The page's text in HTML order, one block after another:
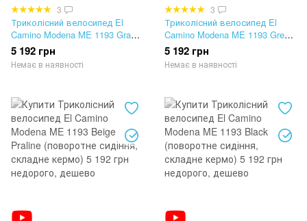
3
Триколісний велосипед El
Camino Modena ME 1193 Gray
(поворотне сидіння, складне
кермо)
5 192 грн
Немає в наявності
3
Триколісний велосипед El
Camino Modena ME 1193 Green
(поворотне сидіння, складне
кермо)
5 192 грн
Немає в наявності